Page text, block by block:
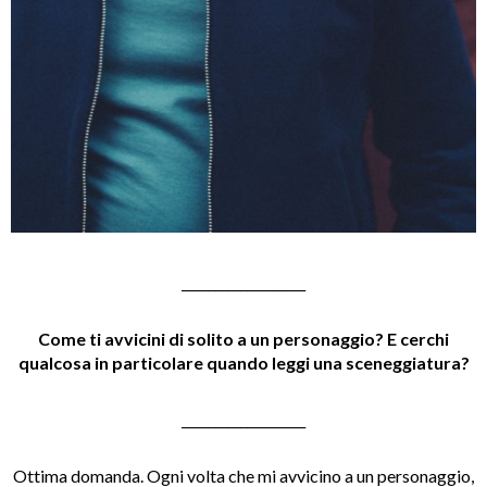
Come ti avvicini di solito a un personaggio? E cerchi
qualcosa in particolare quando leggi una sceneggiatura?
Ottima domanda. Ogni volta che mi avvicino a un personaggio,